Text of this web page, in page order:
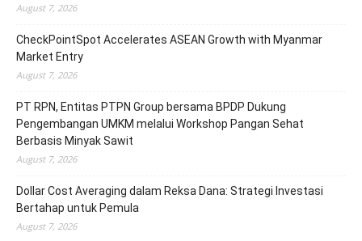
August 7, 2026
CheckPointSpot Accelerates ASEAN Growth with Myanmar
Market Entry
August 7, 2026
PT RPN, Entitas PTPN Group bersama BPDP Dukung
Pengembangan UMKM melalui Workshop Pangan Sehat
Berbasis Minyak Sawit
August 7, 2026
Dollar Cost Averaging dalam Reksa Dana: Strategi Investasi
Bertahap untuk Pemula
August 7, 2026